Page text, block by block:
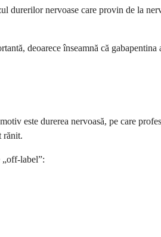
durerilor nervoase care provin de la
deoarece înseamnă că
este durerea nervoasă, pe care
rănit.
„off-label”: